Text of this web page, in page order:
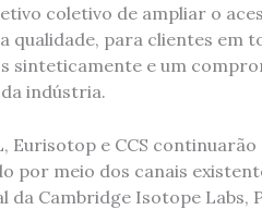
coletivo de ampliar o
qualidade, para clientes em
sinteticamente e um
indústria.
Eurisotop e CCS
por meio dos canais
Cambridge Isotope Labs,